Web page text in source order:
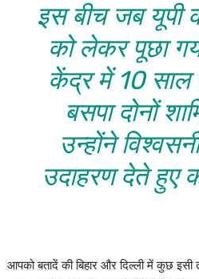
इस बीच जब यूपी
को लेकर पूछा
केंद्र में 10
बसपा दोनों
उन्होंने
उदाहरण देते हुए
आपको बतादें की बिहार और दिल्ली में कुछ